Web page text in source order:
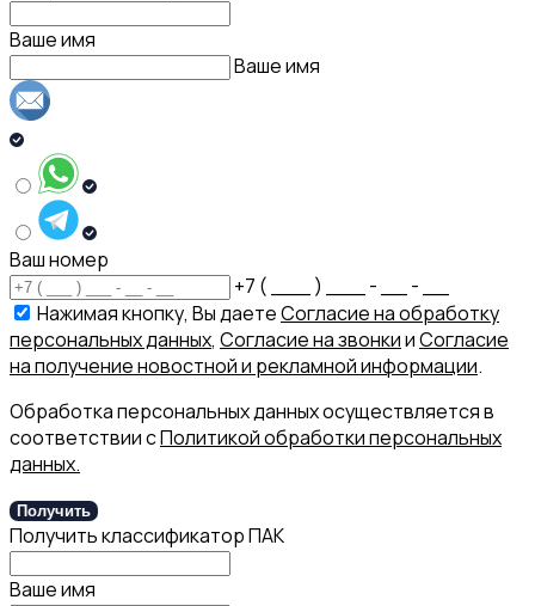
Ваше имя
Ваше имя
Ваш номер
+7 ( ___ ) ___ - __ - __
Нажимая кнопку, Вы даетеСогласие на обработку
персональных данных, Согласие на звонкииСогласие
на получение новостной и рекламной информации.
Обработка персональных данных осуществляется в
соответствии сПолитикой обработки персональных
данных.
Получить
Получить классификатор ПАК
Ваше имя